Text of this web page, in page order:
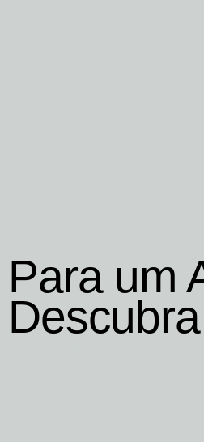
Para um
Produtos